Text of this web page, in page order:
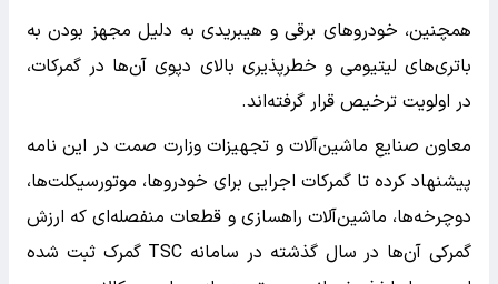
همچنین، خودروهای برقی و هیبریدی به دلیل مجهز بودن به
باتری‌های لیتیومی و خطرپذیری بالای دپوی آن‌ها در گمرکات،
در اولویت ترخیص قرار گرفته‌اند.
معاون صنایع ماشین‌آلات و تجهیزات وزارت صمت در این نامه
پیشنهاد کرده تا گمرکات اجرایی برای خودروها، موتورسیکلت‌ها،
دوچرخه‌ها، ماشین‌آلات راهسازی و قطعات منفصله‌ای که ارزش
گمرکی آن‌ها در سال گذشته در سامانه TSC گمرک ثبت شده